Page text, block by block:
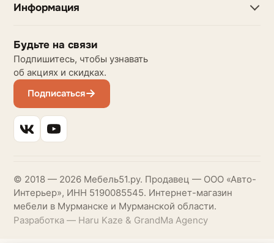
Информация
Будьте на связи
Подпишитесь, чтобы узнавать
об акциях и скидках.
Подписаться
© 2018 — 2026 Мебель51.ру. Продавец — ООО «Авто-
Интерьер», ИНН 5190085545. Интернет-магазин
мебели в Мурманске и Мурманской области.
Разработка — Haru Kaze & GrandMa Agency